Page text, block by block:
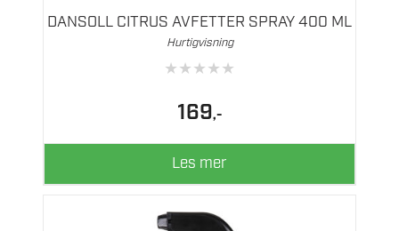
DANSOLL CITRUS AVFETTER SPRAY 400 ML
Hurtigvisning
★★★★★
169,-
Les mer